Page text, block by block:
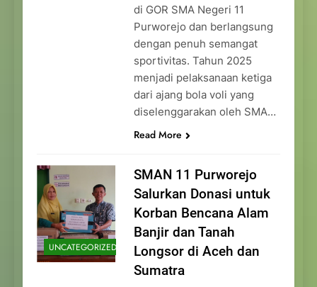
di GOR SMA Negeri 11
Purworejo dan berlangsung
dengan penuh semangat
sportivitas. Tahun 2025
menjadi pelaksanaan ketiga
dari ajang bola voli yang
diselenggarakan oleh SMA…
Read More
UNCATEGORIZED
SMAN 11 Purworejo
Salurkan Donasi untuk
Korban Bencana Alam
Banjir dan Tanah
Longsor di Aceh dan
Sumatra